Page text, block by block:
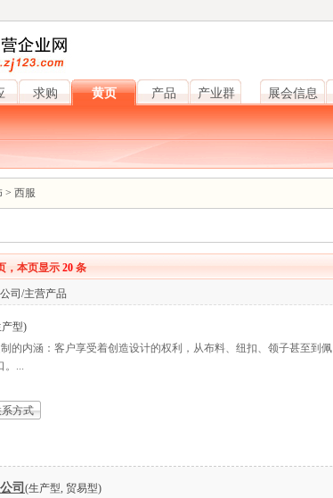
求购 黄页 产品 产业群 展会信息
> 西服
，本页显示 20 条
公司/主营产品
型)
的内涵：客户享受着创造设计的权利，从布料、纽扣、领子甚至到佩
。...
方式
司 (生产型, 贸易型)